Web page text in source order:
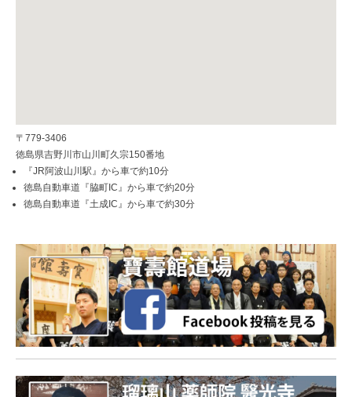
〒779-3406
徳島県吉野川市山川町久宗150番地
『JR阿波山川駅』から車で約10分
徳島自動車道『脇町IC』から車で約20分
徳島自動車道『土成IC』から車で約30分